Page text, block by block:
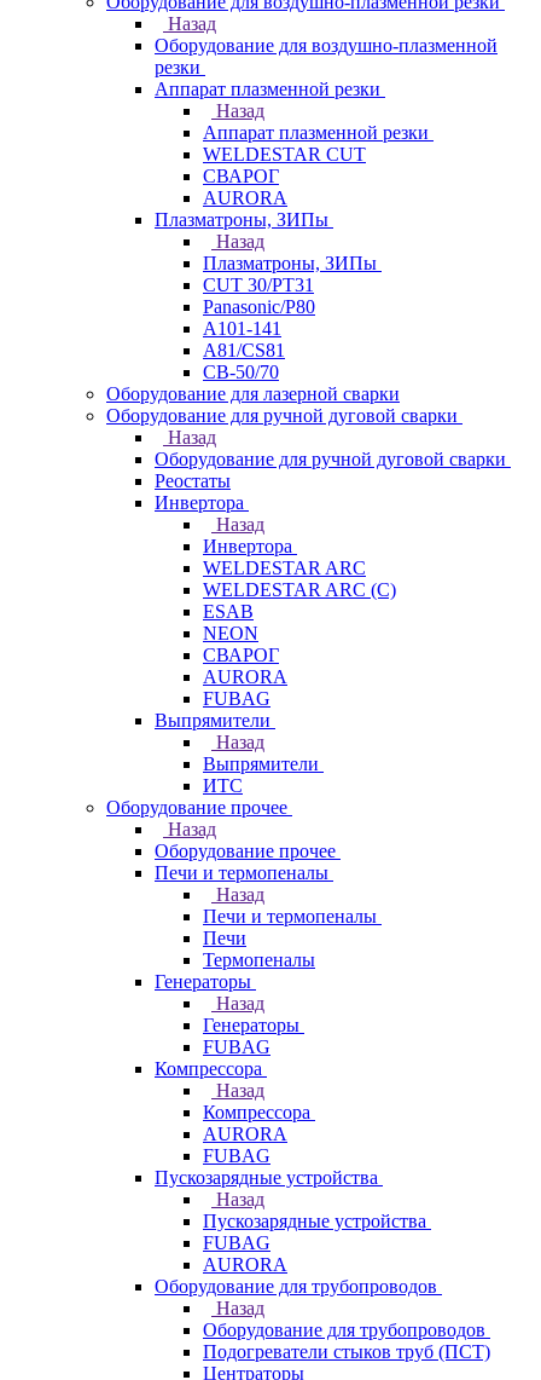
Назад
Оборудование для воздушно-плазменной
резки
Аппарат плазменной резки
Назад
Аппарат плазменной резки
WELDESTAR CUT
СВАРОГ
AURORA
Плазматроны, ЗИПы
Назад
Плазматроны, ЗИПы
CUT 30/PT31
Panasonic/P80
А101-141
А81/CS81
СВ-50/70
Оборудование для лазерной сварки
Оборудование для ручной дуговой сварки
Назад
Оборудование для ручной дуговой сварки
Реостаты
Инвертора
Назад
Инвертора
WELDESTAR ARC
WELDESTAR ARC (С)
ESAB
NEON
СВАРОГ
AURORA
FUBAG
Выпрямители
Назад
Выпрямители
ИТС
Оборудование прочее
Назад
Оборудование прочее
Печи и термопеналы
Назад
Печи и термопеналы
Печи
Термопеналы
Генераторы
Назад
Генераторы
FUBAG
Компрессора
Назад
Компрессора
AURORA
FUBAG
Пускозарядные устройства
Назад
Пускозарядные устройства
FUBAG
AURORA
Оборудование для трубопроводов
Назад
Оборудование для трубопроводов
Подогреватели стыков труб (ПСТ)
Центраторы